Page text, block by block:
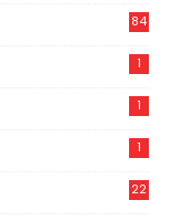
84
1
1
1
22